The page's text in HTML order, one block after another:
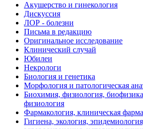
Акушерство и гинекология
Дискуссия
ЛОР - болезни
Письма в редакцию
Оригинальное исследование
Клинический случай
Юбилеи
Некрологи
Биология и генетика
Морфология и патологическая
Биохимия, физиология,
физиология
Фармакология, клиническая
Гигиена, экология,